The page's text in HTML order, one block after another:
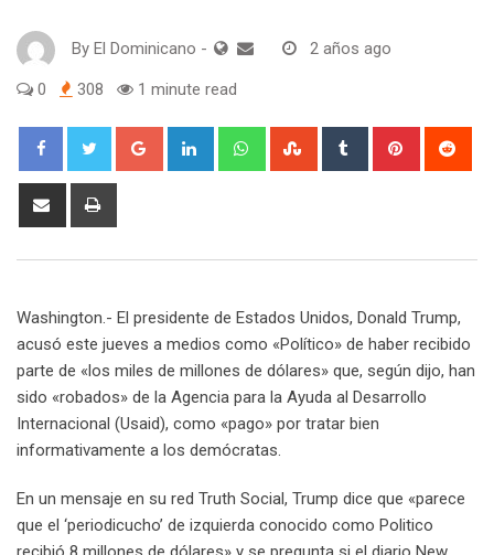
By El Dominicano - 2 años ago
0 308 1 minute read
Google+ LinkedIn WhatsappStumbleUpon
Tumblr Pinterest
Share
Washington.- El presidente de Estados Unidos, Donald Trump,
acusó este jueves a medios como «Político» de haber recibido
parte de «los miles de millones de dólares» que, según dijo, han
sido «robados» de la Agencia para la Ayuda al Desarrollo
Internacional (Usaid), como «pago» por tratar bien
informativamente a los demócratas.
En un mensaje en su red Truth Social, Trump dice que «parece
que el ‘periodicucho’ de izquierda conocido como Politico